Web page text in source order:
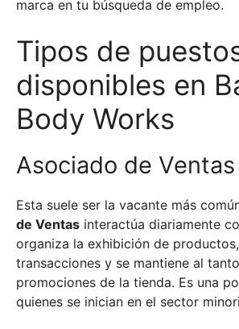
marca en tu búsqueda de empleo.
Tipos de
disponibles en
Body Works
Asociado de Ventas
Esta suele ser la vacante más
de Ventas interactúa diariamente
organiza la exhibición de
transacciones y se mantiene al
promociones de la tienda. Es una
quienes se inician en el sector